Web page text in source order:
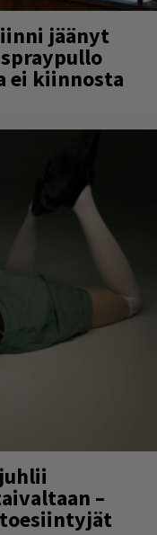
jäänyt
ei kiinnosta
–